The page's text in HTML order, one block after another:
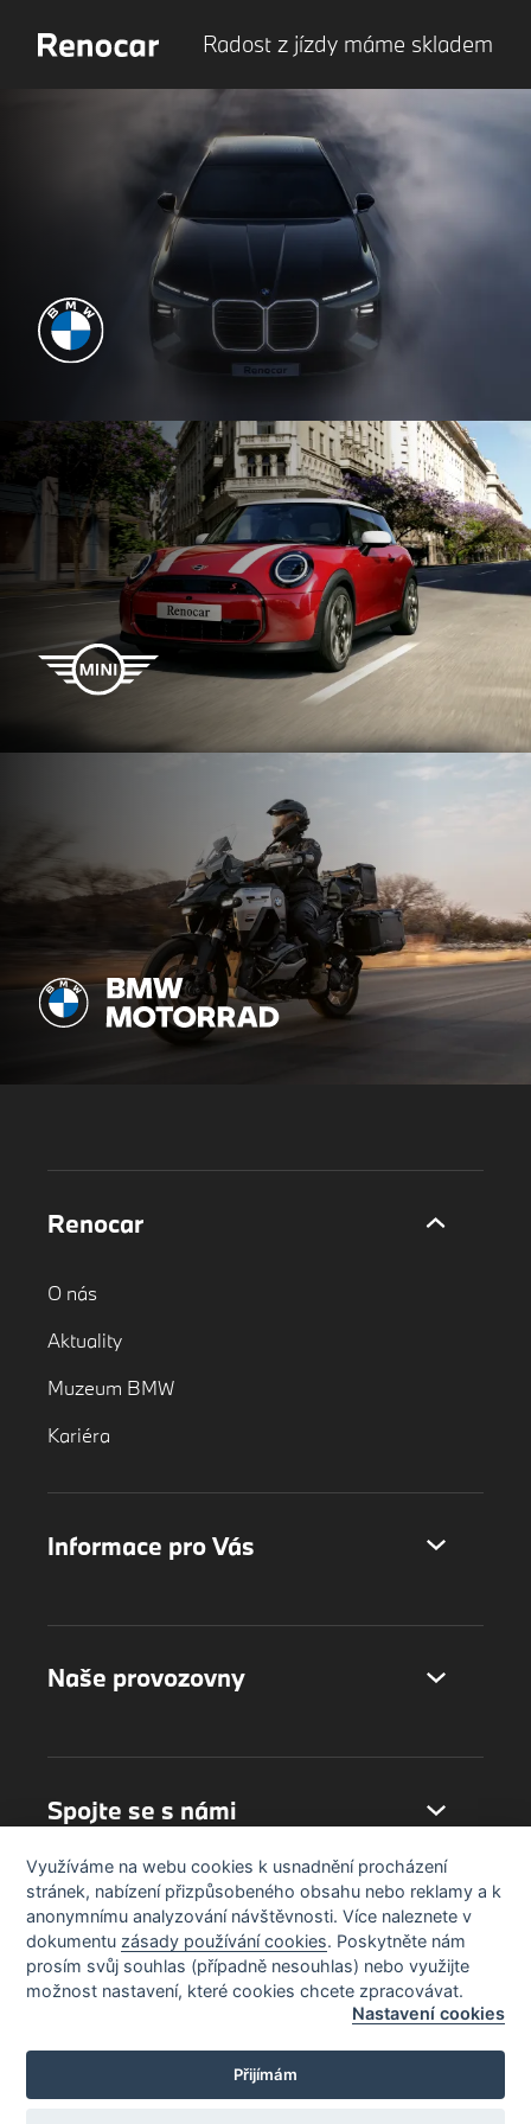
Radost z jízdy máme skladem
Renocar
O nás
Aktuality
Muzeum BMW
Kariéra
Informace pro Vás
Naše provozovny
Spojte se s námi
Využíváme na webu cookies k usnadnění procházení
stránek, nabízení přizpůsobeného obsahu nebo reklamy a k
anonymnímu analyzování návštěvnosti. Více naleznete v
dokumentu zásady používání cookies. Poskytněte nám
prosím svůj souhlas (případně nesouhlas) nebo využijte
možnost nastavení, které cookies chcete zpracovávat.
Nastavení cookies
Přijímám